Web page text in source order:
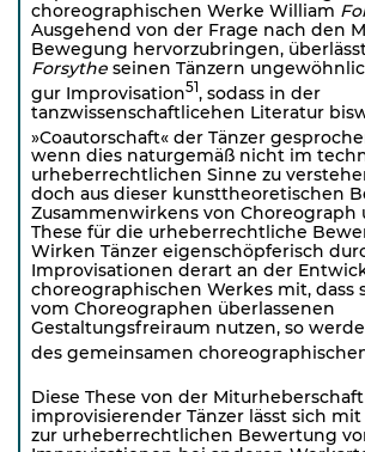
choreographischen Werke William
Ausgehend von der Frage nach den
Bewegung hervorzubringen,
Forsythe seinen Tänzern
gur Improvisation51, sodass in der
tanzwissenschaftlicehen Literatur
»Coautorschaft« der Tänzer
wenn dies naturgemäß nicht im
urheberrechtlichen Sinne zu
doch aus dieser kunsttheoretischen
Zusammenwirkens von Choreograph
These für die urheberrechtliche
Wirken Tänzer eigenschöpferisch
Improvisationen derart an der
choreographischen Werkes mit, dass
vom Choreographen überlassenen
Gestaltungsfreiraum nutzen, so
des gemeinsamen
Diese These von der
improvisierender Tänzer lässt sich
zur urhe­berrechtlichen Bewertung